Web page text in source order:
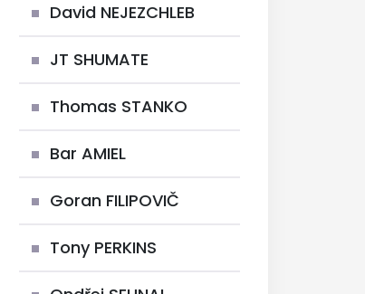
David NEJEZCHLEB
JT SHUMATE
Thomas STANKO
Bar AMIEL
Goran FILIPOVIČ
Tony PERKINS